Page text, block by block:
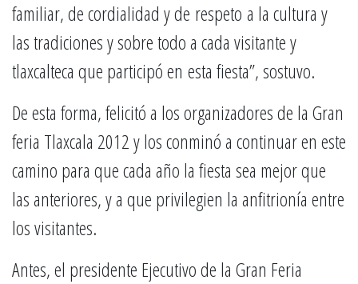
familiar, de cordialidad y de respeto a la cultura y
las tradiciones y sobre todo a cada visitante y
tlaxcalteca que participó en esta fiesta”, sostuvo.
De esta forma, felicitó a los organizadores de la Gran
feria Tlaxcala 2012 y los conminó a continuar en este
camino para que cada año la fiesta sea mejor que
las anteriores, y a que privilegien la anfitrionía entre
los visitantes.
Antes, el presidente Ejecutivo de la Gran Feria